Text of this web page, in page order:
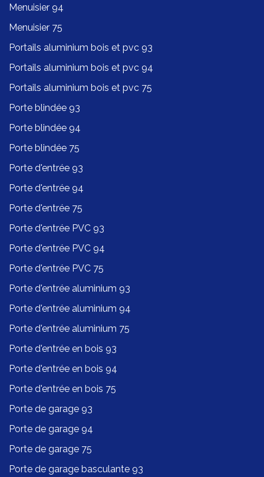
Menuisier 94
Menuisier 75
Portails aluminium bois et pvc 93
Portails aluminium bois et pvc 94
Portails aluminium bois et pvc 75
Porte blindée 93
Porte blindée 94
Porte blindée 75
Porte d'entrée 93
Porte d'entrée 94
Porte d'entrée 75
Porte d'entrée PVC 93
Porte d'entrée PVC 94
Porte d'entrée PVC 75
Porte d'entrée aluminium 93
Porte d'entrée aluminium 94
Porte d'entrée aluminium 75
Porte d'entrée en bois 93
Porte d'entrée en bois 94
Porte d'entrée en bois 75
Porte de garage 93
Porte de garage 94
Porte de garage 75
Porte de garage basculante 93